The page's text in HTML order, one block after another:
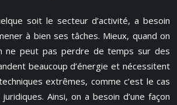
soit le secteur d’activité, a besoin
à bien ses tâches. Mieux, quand on
ne peut pas perdre de temps sur des
beaucoup d’énergie et nécessitent
extrêmes, comme c’est le cas
Ainsi, on a besoin d’une façon